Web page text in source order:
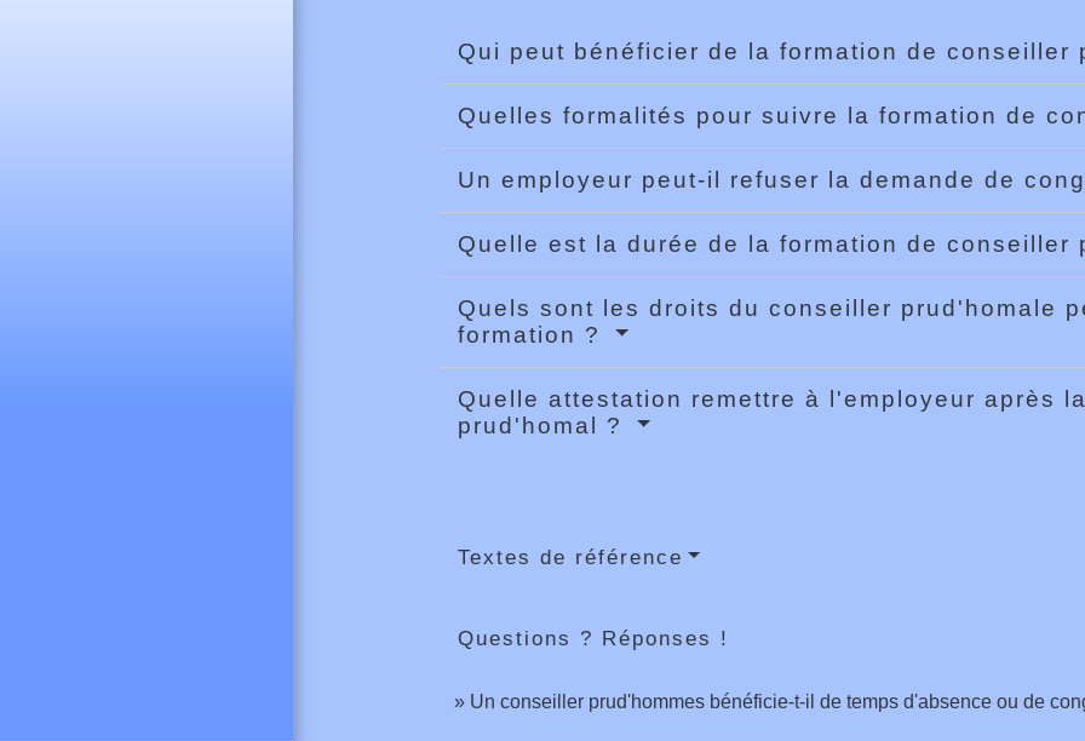
Qui peut bénéficier de la formation de conseiller
Quelles formalités pour suivre la formation de
Un employeur peut-il refuser la demande de
Quelle est la durée de la formation de conseiller
Quels sont les droits du conseiller prud'homale
formation ?
Quelle attestation remettre à l'employeur après
prud'homal ?
Textes de référence
Questions ? Réponses !
Un conseiller prud'hommes bénéficie-t-il de temps d'absence ou de